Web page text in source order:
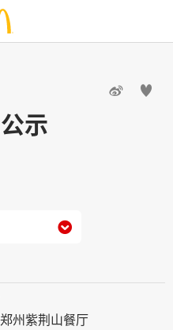
 
示

州紫荆山餐厅